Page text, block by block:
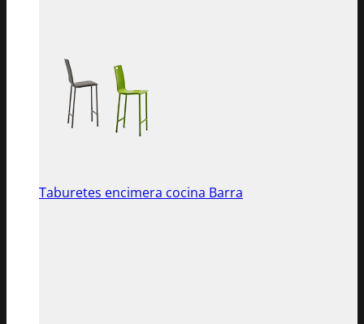
Taburetes encimera cocina Barra